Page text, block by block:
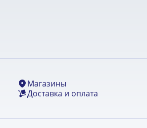
Магазины
Доставка и оплата